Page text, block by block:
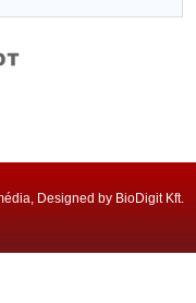
Designed by BioDigit Kft.